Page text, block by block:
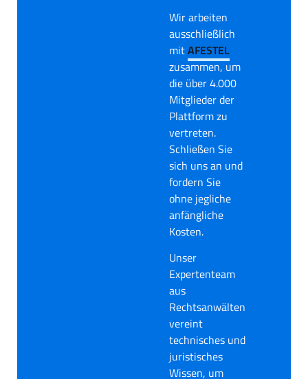
Wir arbeiten
ausschließlich
mitAFESTEL
zusammen, um
die über 4.000
Mitglieder der
Plattform zu
vertreten.
Schließen Sie
sich uns an und
fordern Sie
ohne jegliche
anfängliche
Kosten.
Unser
Expertenteam
aus
Rechtsanwälten
vereint
technisches und
juristisches
Wissen, um